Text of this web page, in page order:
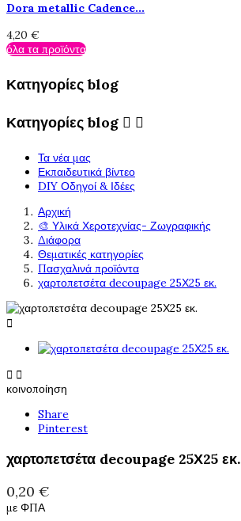
Dora metallic Cadence...
4,20 €
όλα τα προϊόντα
Κατηγορίες blog
Κατηγορίες blog  
Τα νέα μας
Εκπαιδευτικά βίντεο
DIY Οδηγοί & Ιδέες
Αρχική
🎨 Υλικά Χεροτεχνίας- Ζωγραφικής
Διάφορα
Θεματικές κατηγορίες
Πασχαλινά προϊόντα
χαρτοπετσέτα decoupage 25Χ25 εκ.

 
κοινοποίηση
Share
Pinterest
χαρτοπετσέτα decoupage 25Χ25 εκ.
0,20 €
με ΦΠΑ